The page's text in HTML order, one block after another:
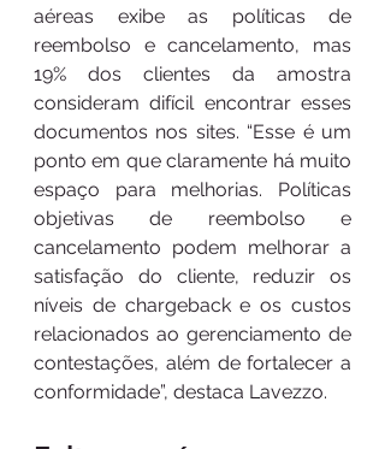
aéreas exibe as políticas de
reembolso e cancelamento, mas
19% dos clientes da amostra
consideram difícil encontrar esses
documentos nos sites. “Esse é um
ponto em que claramente há muito
espaço para melhorias. Políticas
objetivas de reembolso e
cancelamento podem melhorar a
satisfação do cliente, reduzir os
níveis de chargeback e os custos
relacionados ao gerenciamento de
contestações, além de fortalecer a
conformidade”, destaca Lavezzo.